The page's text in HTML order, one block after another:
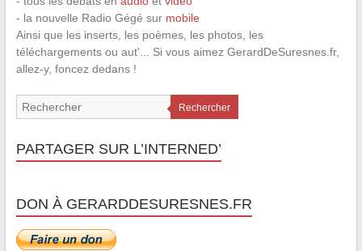
- la nouvelle Radio Gégé sur mobile
Ainsi que les inserts, les poèmes, les photos, les
téléchargements ou aut'... Si vous aimez GerardDeSuresnes.fr,
allez-y, foncez dedans !
Rechercher
PARTAGER SUR L’INTERNED’
DON À GERARDDESURESNES.FR